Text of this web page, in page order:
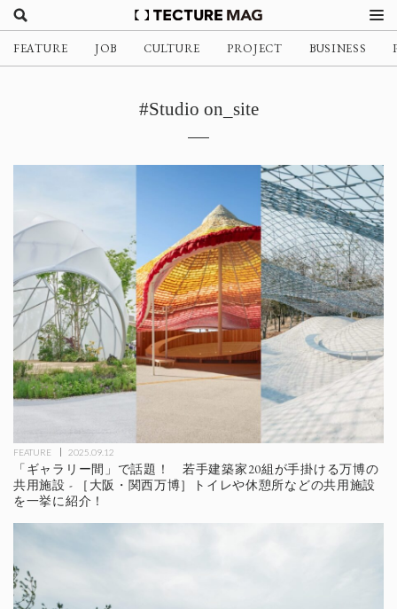
FEATURE JOB CULTURE PROJECT BUSINESS
#Studio on_site
FEATURE 2025.09.12
「ギャラリー間」で話題！ 若手建築家20組が手掛ける万博の
共用施設 - ［大阪・関西万博］トイレや休憩所などの共用施設
を一挙に紹介！